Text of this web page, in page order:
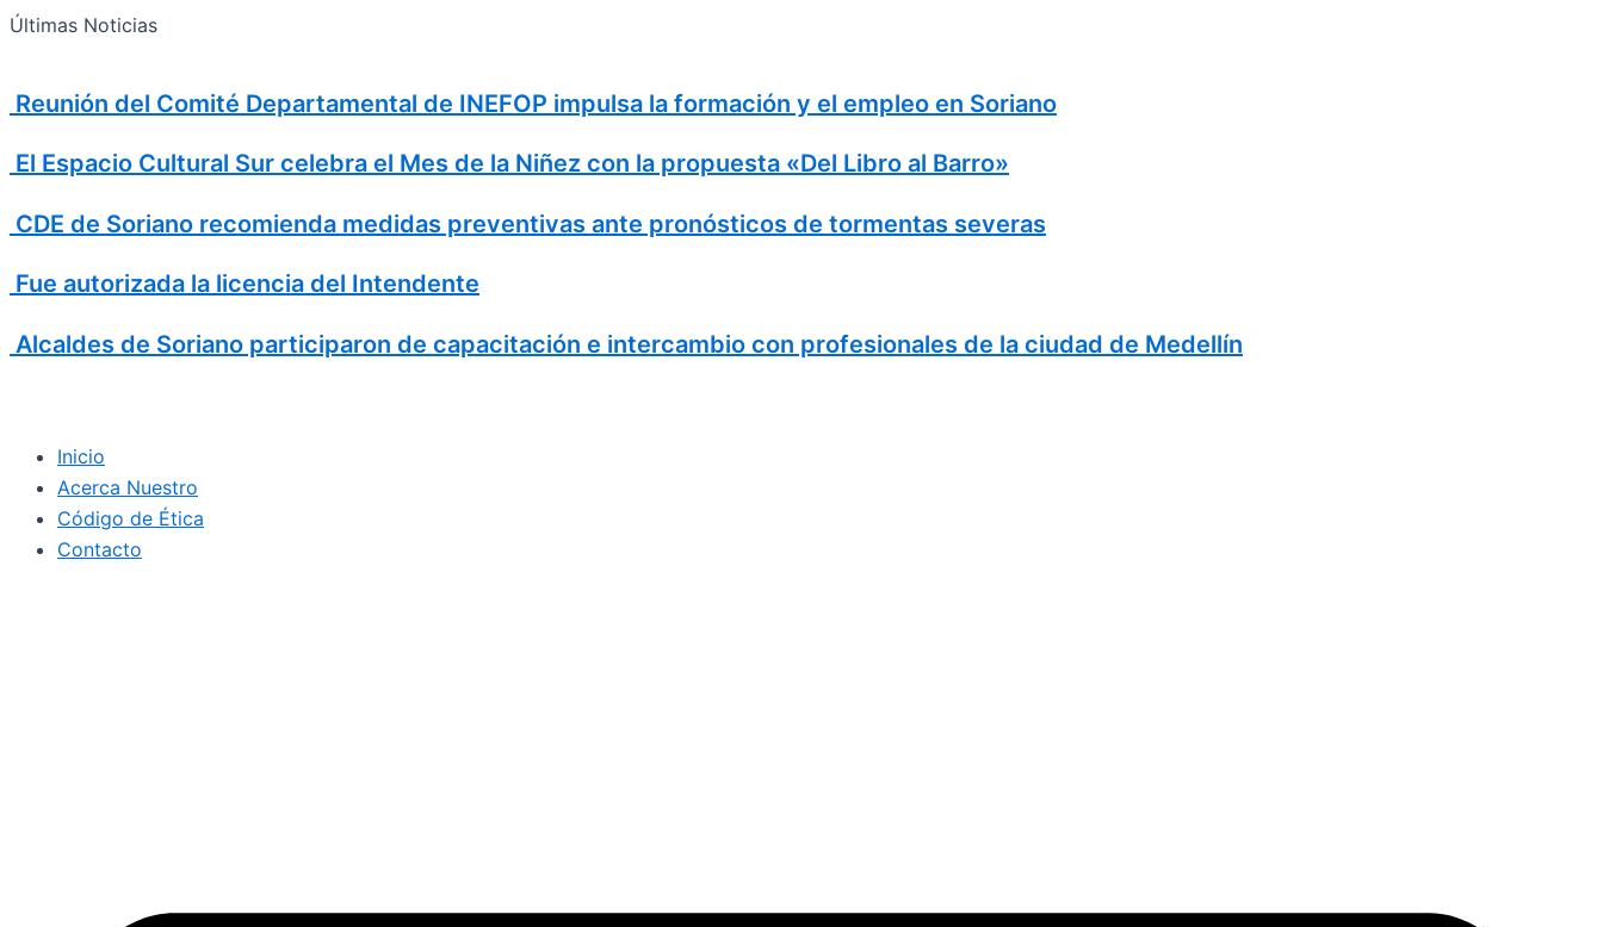
Ir
Últimas Noticias
Reunión del Comité Departamental de INEFOP impulsa la formación y el empleo en Soriano
El Espacio Cultural Sur celebra el Mes de la Niñez con la propuesta «Del Libro al Barro»
CDE de Soriano recomienda medidas preventivas ante pronósticos de tormentas severas
Fue autorizada la licencia del Intendente
Alcaldes de Soriano participaron de capacitación e intercambio con profesionales de la ciudad de Medellín
Inicio
Acerca Nuestro
Código de Ética
Contacto
Search